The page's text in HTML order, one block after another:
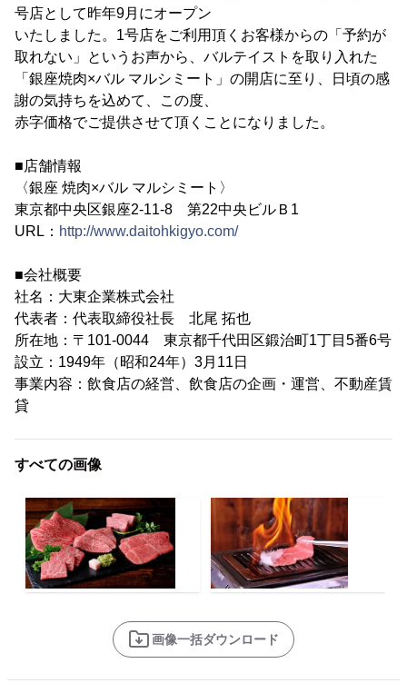
号店として昨年9月にオープン
いたしました。1号店をご利用頂くお客様からの「予約が
取れない」というお声から、バルテイストを取り入れた
「銀座焼肉×バル マルシミート」の開店に至り、日頃の感
謝の気持ちを込めて、この度、
赤字価格でご提供させて頂くことになりました。
■店舗情報
〈銀座 焼肉×バル マルシミート〉
東京都中央区銀座2-11-8 第22中央ビルＢ1
URL： http://www.daitohkigyo.com/
■会社概要
社名：大東企業株式会社
代表者：代表取締役社長 北尾 拓也
所在地：〒101-0044 東京都千代田区鍛治町1丁目5番6号
設立：1949年（昭和24年）3月11日
事業内容：飲食店の経営、飲食店の企画・運営、不動産賃
貸
すべての画像
画像一括ダウンロード